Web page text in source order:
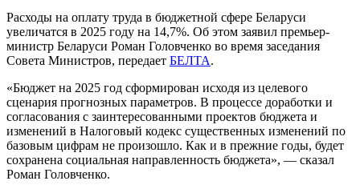
Расходы на оплату труда в бюджетной сфере Беларуси
увеличатся в 2025 году на 14,7%. Об этом заявил премьер-
министр Беларуси Роман Головченко во время заседания
Совета Министров, передает БЕЛТА.
«Бюджет на 2025 год сформирован исходя из целевого
сценария прогнозных параметров. В процессе доработки и
согласования с заинтересованными проектов бюджета и
изменений в Налоговый кодекс существенных изменений по
базовым цифрам не произошло. Как и в прежние годы, будет
сохранена социальная направленность бюджета», — сказал
Роман Головченко.